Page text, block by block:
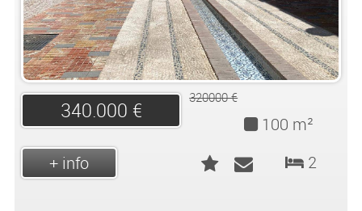
340.000 €
320000 €
100 m²
2
+ info